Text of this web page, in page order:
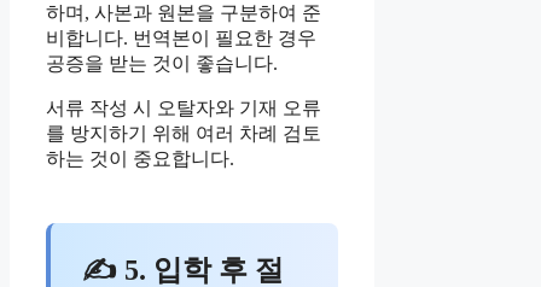
하며, 사본과 원본을 구분하여 준
비합니다. 번역본이 필요한 경우
공증을 받는 것이 좋습니다.
서류 작성 시 오탈자와 기재 오류
를 방지하기 위해 여러 차례 검토
하는 것이 중요합니다.
✍ 5. 입학 후 절